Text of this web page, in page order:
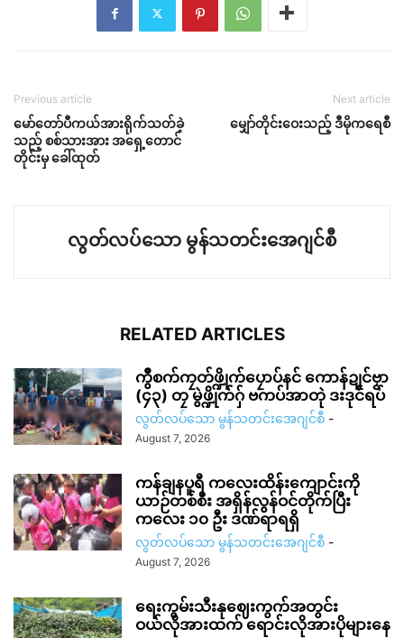
Previous article
မော်တော်ပီကယ်အားရိုက်သတ်ခဲ့
သည့် စစ်သားအား အရှေ့တောင်
တိုင်းမှ ခေါ်ထုတ်
Next article
မျှော်တိုင်းဝေးသည့် ဒီမိုကရေစီ
လွတ်လပ်သော မွန်သတင်းအေဂျင်စီ
RELATED ARTICLES
ကွဳစက်ကၠတ်ဖ္ဍိုက်ပၠောပ်နင် ကောန်ဍုင်ဗၟာ
(၄၃) တၠ မွဲဖ္ဍိုက်ဂှ် ဗကပ်အာတုဲ ဒးဒုင်ရပ်
လွတ်လပ်သော မွန်သတင်းအေဂျင်စီ -
August 7, 2026
ကန်ချနပူရီ ကလေးထိန်းကျောင်းကို
ယာဉ်တစ်စီး အရှိန်လွန်ဝင်တိုက်ပြီး
ကလေး ၁၀ ဦး ဒဏ်ရာရရှိ
လွတ်လပ်သော မွန်သတင်းအေဂျင်စီ -
August 7, 2026
ရေးကွမ်းသီးနုဈေးကွက်အတွင်း
ဝယ်လိုအားထက် ရောင်းလိုအားပိုများနေ